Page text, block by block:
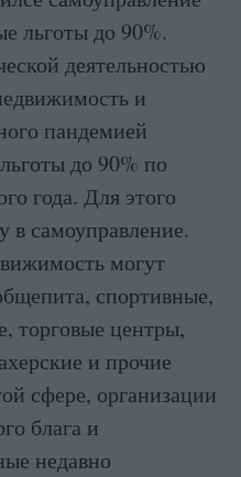
льготы до 90%.
деятельностью
и
пандемией
до 90% по
года. Для этого
в самоуправление.
могут
спортивные,
торговые центры,
и прочие
сфере, организации
блага и
недавно